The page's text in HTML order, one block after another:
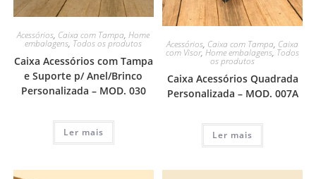
Acessórios, Caixa com Tampa,Home
embalagens, Todos os produtos
Caixa Acessórios com Tampa
e Suporte p/ Anel/Brinco
Personalizada – MOD. 030
Ler mais
Acessórios, Caixa com Tampa, Caixa
com Visor,Home embalagens, Todos
os produtos
Caixa Acessórios Quadrada
Personalizada – MOD. 007A
Ler mais